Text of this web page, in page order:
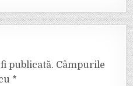
publicată. Câmpurile
*